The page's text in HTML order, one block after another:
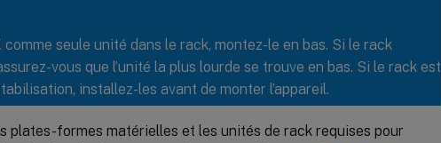
comme seule unité dans le rack, montez-le en bas. Si le rack
vous que l’unité la plus lourde se trouve en bas. Si le rack est
installez-les avant de monter l’appareil.
plates-formes matérielles et les unités de rack requises pour